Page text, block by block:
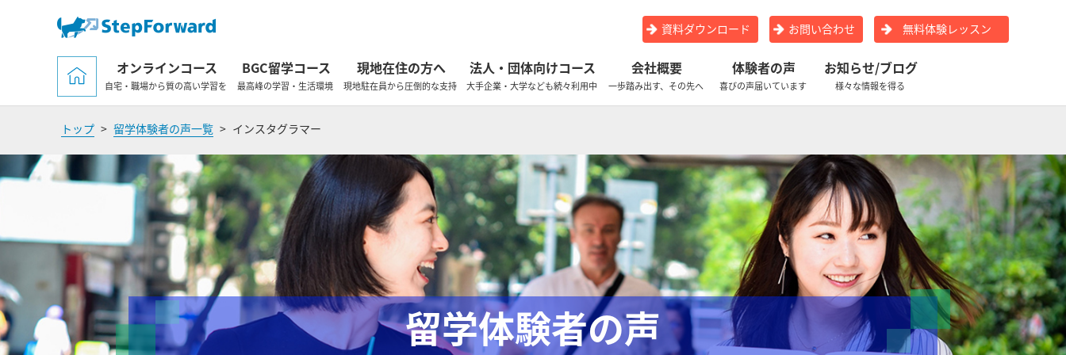
資料ダウンロード お問い合わせ 無料体験レッスン
オンラインコース
自宅・職場から質の高い学習を
BGC留学コース
最高峰の学習・生活環境
現地在住の方へ
現地駐在員から圧倒的な支持
法人・団体向けコース
大手企業・大学なども続々利用中
会社概要
一歩踏み出す、その先へ
体験者の声
喜びの声届いています
お知らせ/ブログ
様々な情報を得る
トップ > 留学体験者の声一覧 > インスタグラマー
留学体験者の声